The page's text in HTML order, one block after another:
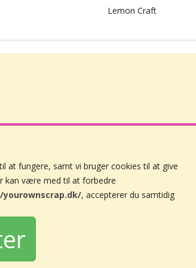
Lemon Craft
Handelsbetingelser
Persondatapolitik
at fungere, samt vi bruger cookies til at give
kan være med til at forbedre
, accepterer du samtidig